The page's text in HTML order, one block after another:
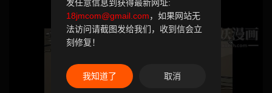
发任意信息到获得最新网址:
18jmcom@gmail.com，如果网站无
法访问请截图发给我们，收到信会立
刻修复！
我知道了 取消